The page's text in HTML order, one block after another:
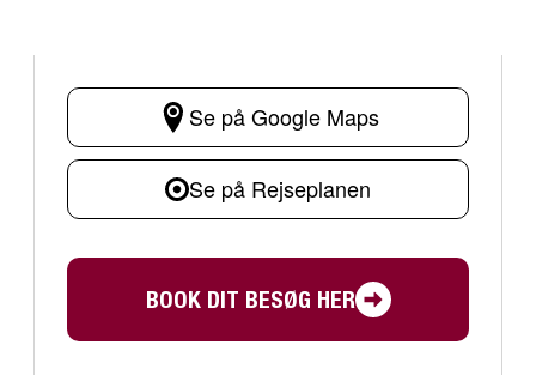
Se på Google Maps
Se på Rejseplanen
BOOK DIT BESØG HER